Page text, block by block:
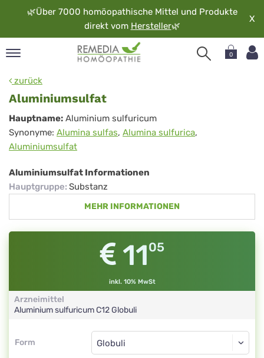
🌿Über 7000 homöopathische Mittel und Produkte
direkt vom Hersteller🌿
X
0
zurück
Aluminiumsulfat
Aluminiumsulfat
Hauptname: Aluminium sulfuricum
Synonyme: Alumina sulfas, Alumina sulfurica,
Aluminiumsulfat
Aluminiumsulfat Informationen
Hauptgruppe: Substanz
MEHR INFORMATIONEN
1105
inkl. 10% MwSt
Arzneimittel
Aluminium sulfuricumC12Globuli
Form
Form